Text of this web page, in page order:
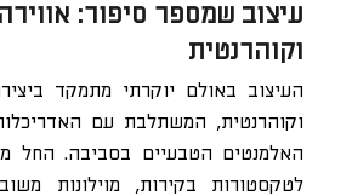
עיצוב שמספר סיפור:
וקוהרנטית
העיצוב באולם יוקרתי מתמקד
וקוהרנטית, המשתלבת עם
האלמנטים הטבעיים בסביבה. החל
לטקסטורות בקירות, מוילונות